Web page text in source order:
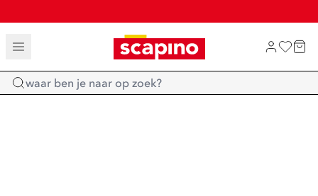
SALE: LAATSTE KANS!
SHOP NIEUW
Home